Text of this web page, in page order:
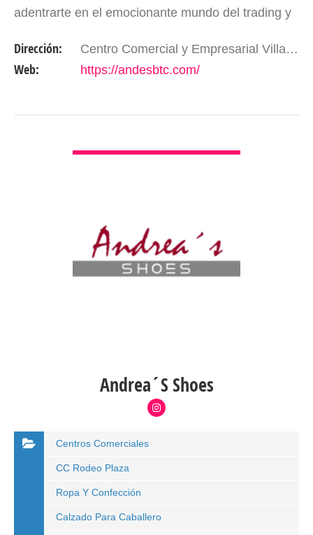
adentrarte en el emocionante mundo del trading y
entrada a este…
Dirección: Centro Comercial y Empresarial Villa Los Chorros. Mérida - Edo. Mérida. Venezuela
Web: https://andesbtc.com/
Andrea´S Shoes
Centros Comerciales
CC Rodeo Plaza
Ropa Y Confección
Calzado Para Caballero